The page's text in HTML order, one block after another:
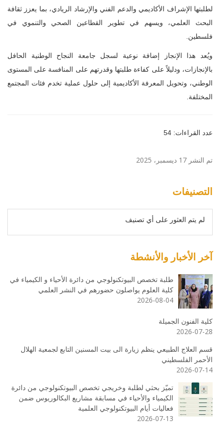
لطلبتها الإشراف الأكاديمي والدعم الفني والإرشاد الريادي، بما يعزز ثقافة
البحث العلمي، ويسهم في تطوير القطاعين الصحي والتنموي في
فلسطين.
ويُعد هذا الإنجاز إضافة نوعية لسجل جامعة النجاح الوطنية الحافل
بالإنجازات، ودليلاً على كفاءة طلبتها وقدرتهم على المنافسة على المستوى
الوطني، وتحويل المعرفة الأكاديمية إلى حلول عملية تخدم فئات المجتمع
المختلفة.
عدد القراءات: 54
تم النشر 17 ديسمبر، 2025
التصنيفات
لم يتم العثور على أي تصنيف
آخر الأخبار والأنشطة
طلبة تخصص البيوتكنولوجي من دائرة الأحياء و الكيمياء في
كلية العلوم يواصلون حضورهم في النشر العلمي
2026-08-04
كلية الفنون الجميلة
2026-07-28
قسم العلاج الطبيعي ينظم زيارة الى بيت المسنين التابع لجمعية الهلال
الأحمر الفلسطيني
2026-07-14
تميّز بحثي لطلبة وخريجي تخصص البيوتكنولوجي من دائرة
الكيمياء والأحياء في مسابقة مشاريع البكالوريوس ضمن
فعاليات أيام البيوتكنولوجي العلمية
2026-07-13